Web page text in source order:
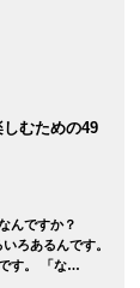
むための49
んですか？
ろあるんです。
す。 「な…